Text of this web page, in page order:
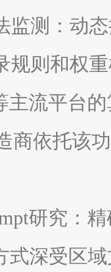
监测：动
规则和权
主流平台
商依托该
研究：
式深受区